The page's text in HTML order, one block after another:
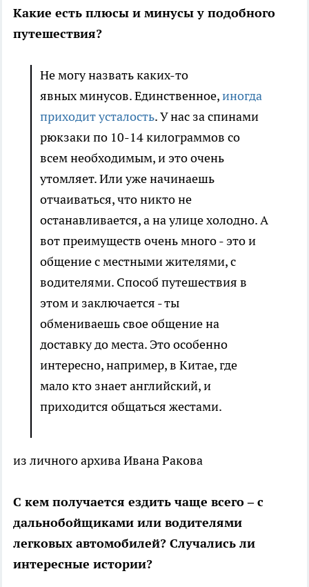
Какие есть плюсы и минусы у подобного
путешествия?
Не могу назвать каких-то
явных минусов. Единственное,иногда
приходит усталость. У нас за спинами
рюкзаки по 10-14 килограммов со
всем необходимым, и это очень
утомляет. Или уже начинаешь
отчаиваться, что никто не
останавливается, а на улице холодно. А
вот преимуществ очень много - это и
общение с местными жителями, с
водителями. Способ путешествия в
этом и заключается - ты
обмениваешь свое общение на
доставку до места. Это особенно
интересно, например, в Китае, где
мало кто знает английский, и
приходится общаться жестами.
из личного архива Ивана Ракова
С кем получается ездить чаще всего – с
дальнобойщиками или водителями
легковых автомобилей? Случались ли
интересные истории?